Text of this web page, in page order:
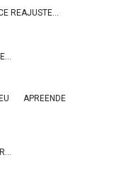
REAJUSTE…
APREENDE